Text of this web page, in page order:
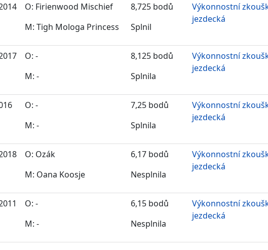
O: Firienwood Mischief
M: Tigh Mologa Princess
8,725 bodů
Splnil
Výkonnostní
jezdecká
O: -
M: -
8,125 bodů
Splnila
Výkonnostní
jezdecká
O: -
M: -
7,25 bodů
Splnila
Výkonnostní
jezdecká
O: Ozák
M: Oana Koosje
6,17 bodů
Nesplnila
Výkonnostní
jezdecká
O: -
M: -
6,15 bodů
Nesplnila
Výkonnostní
jezdecká